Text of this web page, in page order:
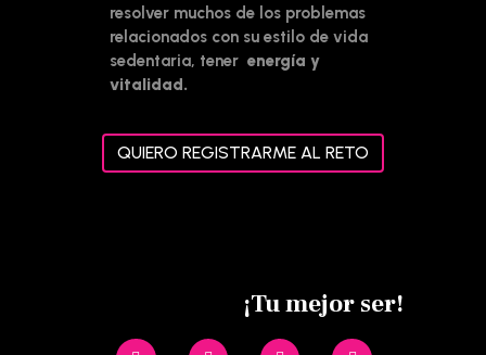
resolver muchos de los problemas
relacionados con su estilo de vida
sedentaria, tenerenergía y
vitalidad.
QUIERO REGISTRARME AL RETO
¡Tu mejor ser!